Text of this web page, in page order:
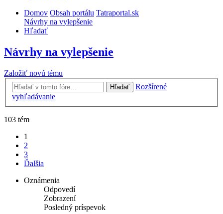
Domov Obsah portálu Tatraportal.sk
Návrhy na vylepšenie
Hľadať
Návrhy na vylepšenie
Založiť novú tému
Hľadať
Rozšírené
vyhľadávanie
103 tém
1
2
3
Ďalšia
Oznámenia
Odpovedí
Zobrazení
Posledný príspevok